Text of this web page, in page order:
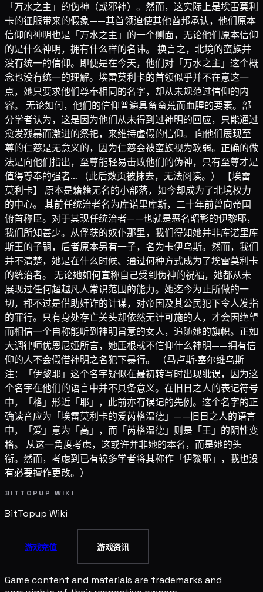
「万水之主」的伪神（或邪神）。然而，这实际上是埃雷莫利
卡的征服带来的假象——其首领迫使其他酋邦承认，他们原本
信仰的神明也是「万水之主」的一个侧面，无论他们原本信仰
的是什么神明，拥有什么样的名讳。 换言之，北境的蛮族并
没有统一的信仰。即便是在今天，他们对「万水之主」这个概
念也没有统一的理解。埃雷莫利卡的首领似乎并不在意这一
点，她只要求他们尊奉相同的名字，却从未规范过信仰的内
容。 无论如何，他们的信仰普遍具备蛮荒而血腥的要素。部
分学者认为，这是因为他们从未得到过神明的回应，只能通过
愈发残暴而激进的祭祀，来维持虚假的信仰。 向他们展现至
尊的仁慈是无意义的，因为仁慈会被蛮族视为软弱。正确的做
法是向他们指出，至尊能轻易击败他们的伪神，只有至尊才是
值得尊奉的强者… （此后数页被抹去，无法阅读。） 【埃雷
莫利卡】 原本是籍籍无名的小部落，如今却成为了北境权力
的中心。 其前任统治者名为库诺里库斯，二十年前曾向帝国
俯首称臣。对于其现任统治者——也就是恶名昭彰的伊黎耶，
我们所知甚少。从俘获的奴仆那里，我们得知她并非库诺里库
斯王的子嗣，后者原本另有一子，名为卡伊乌斯。然而，我们
并不清楚，她是在什么时候、通过何种方式成为了埃雷莫利卡
的统治者。 无论她如何宣称自己受到伪神的祝福，她都从未
展现过任何超越凡人常识范围的能力。她迄今为止所做的一
切，都不过是借助奸诈的计谋，对帝国及其公民犯下令人发指
的罪行。只有身处存亡关头却依然无计可施的人，才会因绝望
而相信一个自称能听到神明旨意的女人，追随她的旗帜。正如
大调律师优恩尼娅所言，她压根就不信仰什么神明——拥有信
仰的人不会假借神明之名犯下暴行。 （马卢斯·塞尔维乌斯
注：「伊黎耶」这个名字疑似在最初转写时出现纰误，因为这
个名字在他们的语言中并不具备意义。在旧日之人的表记符号
中，「格」形近「耶」，此前亦有误记的先例。这个名字的正
确读音应为「埃雷莫利卡的爱芮格温德」——旧日之人的语言
中，「爱」意为「高」，而「芮格温德」则是「王」的阴性变
格。 从这一角度考虑，这或许并非她的本名，而是她的头
衔。然而，考虑到已有较多学者将其称作「伊黎耶」，我也没
有必要擅作更改。）
BITTOPUP WIKI
BitTopup Wiki
游戏充值 游戏资讯
Game content and materials are trademarks and